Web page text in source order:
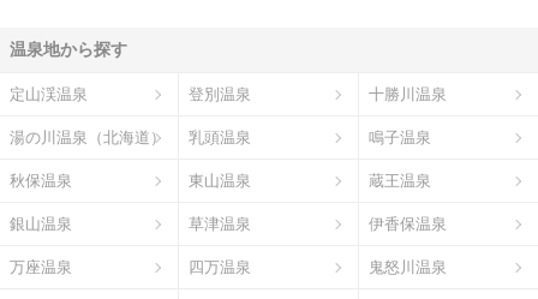
温泉地から探す
定山渓温泉 登別温泉 十勝川温泉
湯の川温泉（北海道） 乳頭温泉 鳴子温泉
秋保温泉 東山温泉 蔵王温泉
銀山温泉 草津温泉 伊香保温泉
万座温泉 四万温泉 鬼怒川温泉